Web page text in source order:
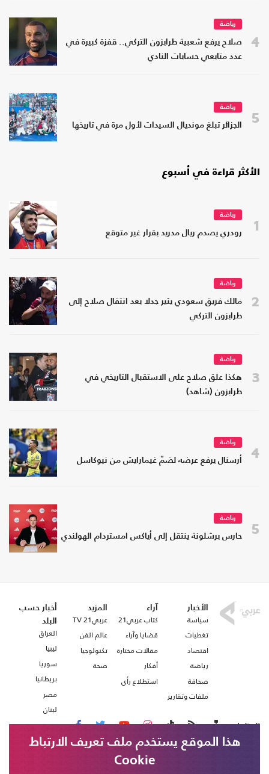
4
رياضة
صلاح يرفع شعبية طرابزون التركي.. قفزة كبيرة في
عدد متابعي حسابات النادي
5
رياضة
الجزائر تبلغ مونديال السيدات لأول مرة في تاريخها
الأكثر قراءة في أسبوع
1
رياضة
رودري يصدم ريال مدريد بقرار غير متوقع
2
رياضة
مالك فريق سعودي يثير جدلا بعد انتقال صلاح إلى
طرابزون التركي
3
رياضة
هكذا علق صلاح على الاستقبال التاريخي في
طرابزون (شاهد)
4
رياضة
أرسنال يرفع عرضه لضمّ غيمارايش من نيوكاسل
5
رياضة
حارس برشلونة ينتقل إلى أياكس امستردام الهولندي
الأخبار
سياسة
تغطيات
اقتصاد
رياضة
صحافة
ملفات وتقارير
آراء
كتاب عربي21
قضايا وآراء
مقالات مختارة
أفكار
استطلاع رأي
المزيد
عربي21 TV
عالم الفن
تكنولوجيا
صحة
أخبار حسب
البلد
العراق
ليبيا
سوريا
بريطانيا
مصر
لبنان
تابعنا على
هذا الموقع يستخدم ملف تعريف الارتباط
Cookie